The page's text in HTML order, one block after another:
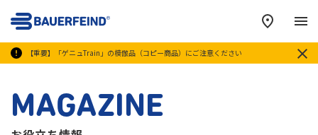
【重要】「ゲニュTrain」の模倣品（コピー商品）にご注意ください
メ
MAGAZINE